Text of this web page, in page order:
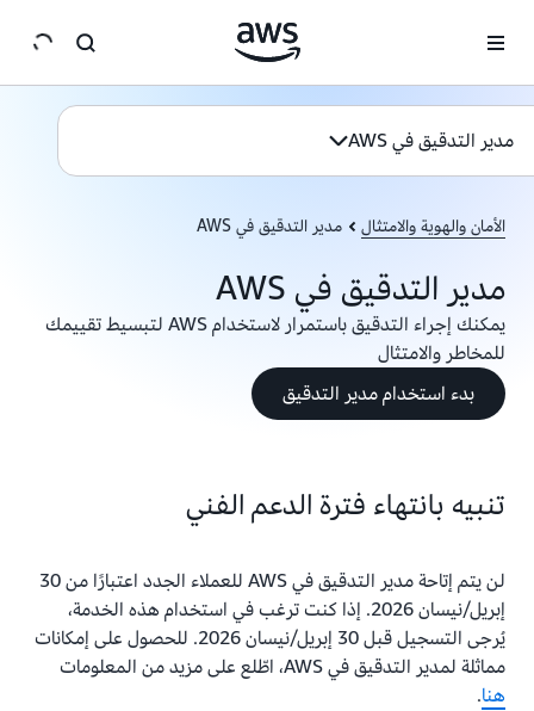
مدير التدقيق في AWS
الأمان والهوية والامتثال مدير التدقيق في AWS
مدير التدقيق في AWS
يمكنك إجراء التدقيق باستمرار لاستخدام AWS لتبسيط تقييمك
للمخاطر والامتثال
بدء استخدام مدير التدقيق
تنبيه بانتهاء فترة الدعم الفني
لن يتم إتاحة مدير التدقيق في AWS للعملاء الجدد اعتبارًا من 30
إبريل/نيسان 2026. إذا كنت ترغب في استخدام هذه الخدمة،
يُرجى التسجيل قبل 30 إبريل/نيسان 2026. للحصول على إمكانات
مماثلة لمدير التدقيق في AWS، اطّلع على مزيد من المعلومات
هنا.